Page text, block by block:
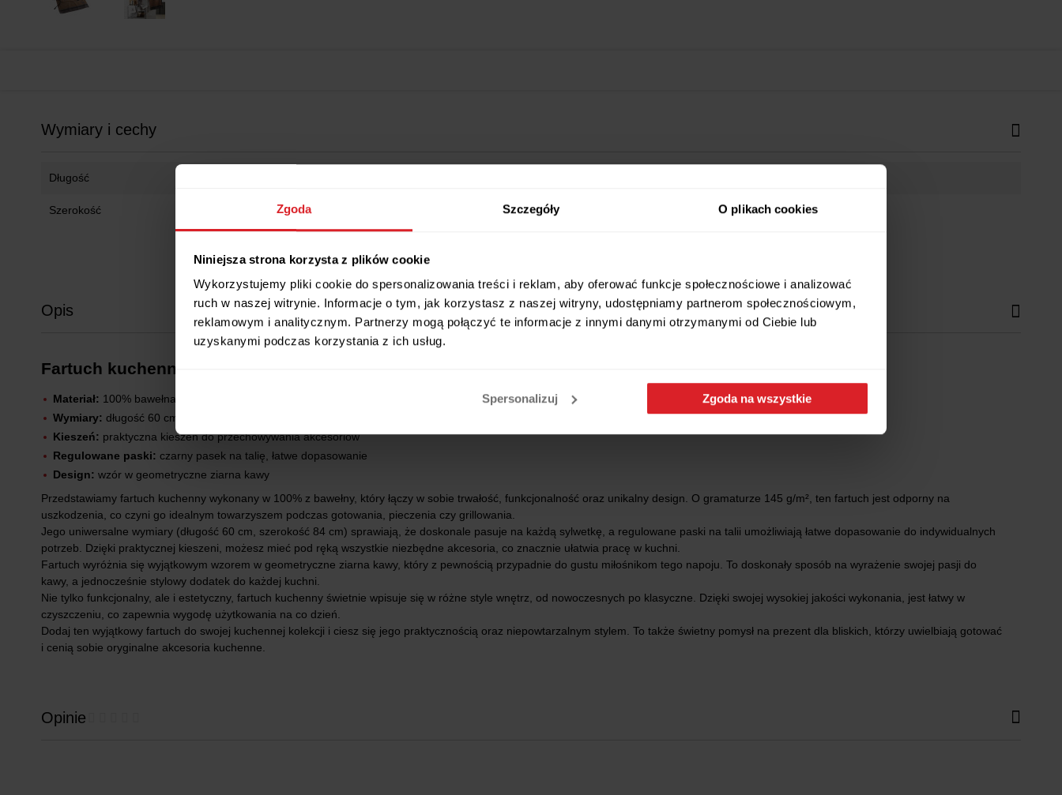
Zgoda Szczegóły O plikach cookies
Niniejsza strona korzysta z plików cookie
Wykorzystujemy pliki cookie do spersonalizowania treści i reklam, aby oferować funkcje społecznościowe i analizować
ruch w naszej witrynie. Informacje o tym, jak korzystasz z naszej witryny, udostępniamy partnerom społecznościowym,
reklamowym i analitycznym. Partnerzy mogą połączyć te informacje z innymi danymi otrzymanymi od Ciebie lub
uzyskanymi podczas korzystania z ich usług.
Spersonalizuj Zgoda na wszystkie
Wymiary i cechy
Długość
Szerokość
Opis
Fartuch kuchenny z bawełny - wzór ziaren kawy o wysokiej jakości wykonania
Materiał: 100% bawełna, gramatura 145 g/m²
Wymiary: długość 60 cm, szerokość 84 cm
Kieszeń: praktyczna kieszeń do przechowywania akcesoriów
Regulowane paski: czarny pasek na talię, łatwe dopasowanie
Design: wzór w geometryczne ziarna kawy
Przedstawiamy fartuch kuchenny wykonany w 100% z bawełny, który łączy w sobie trwałość, funkcjonalność oraz unikalny design. O gramaturze 145 g/m², ten fartuch jest odporny na
uszkodzenia, co czyni go idealnym towarzyszem podczas gotowania, pieczenia czy grillowania.
Jego uniwersalne wymiary (długość 60 cm, szerokość 84 cm) sprawiają, że doskonale pasuje na każdą sylwetkę, a regulowane paski na talii umożliwiają łatwe dopasowanie do indywidualnych
potrzeb. Dzięki praktycznej kieszeni, możesz mieć pod ręką wszystkie niezbędne akcesoria, co znacznie ułatwia pracę w kuchni.
Fartuch wyróżnia się wyjątkowym wzorem w geometryczne ziarna kawy, który z pewnością przypadnie do gustu miłośnikom tego napoju. To doskonały sposób na wyrażenie swojej pasji do
kawy, a jednocześnie stylowy dodatek do każdej kuchni.
Nie tylko funkcjonalny, ale i estetyczny, fartuch kuchenny świetnie wpisuje się w różne style wnętrz, od nowoczesnych po klasyczne. Dzięki swojej wysokiej jakości wykonania, jest łatwy w
czyszczeniu, co zapewnia wygodę użytkowania na co dzień.
Dodaj ten wyjątkowy fartuch do swojej kuchennej kolekcji i ciesz się jego praktycznością oraz niepowtarzalnym stylem. To także świetny pomysł na prezent dla bliskich, którzy uwielbiają gotować
i cenią sobie oryginalne akcesoria kuchenne.
Opinie